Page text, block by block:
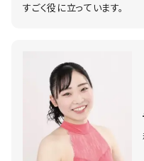
すごく役に立っています。